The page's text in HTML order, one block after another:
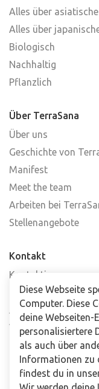
Alles über
Alles über
Biologisch
Nachhaltig
Pflanzlich
Über TerraSana
Über uns
Geschichte von
Manifest
Meet the team
Arbeiten bei
Stellenangebote
Kontakt
Kontaktiere uns
Häufig gestellte
Abonniere unseren
Verkaufsstellen
Für Unternehmen
Downloads
Diese Webseite
Computer. Diese
deine Webseiten-
personalisiertere
als auch über
Informationen zu
findest du in